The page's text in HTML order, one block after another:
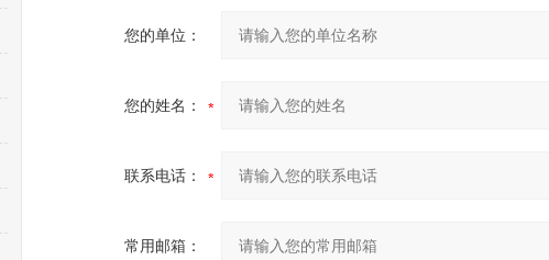
您的单位：
您的姓名：
联系电话：
常用邮箱：